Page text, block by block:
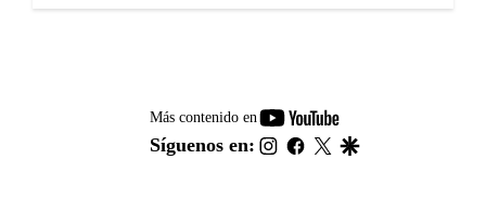
Más contenido en
youtube-
footer
Síguenos en: instagram
facebook
twitter